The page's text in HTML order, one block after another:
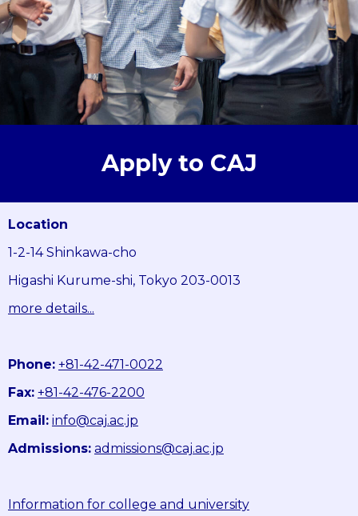
Apply to CAJ
Location
1-2-14 Shinkawa-cho
Higashi Kurume-shi, Tokyo 203-0013
more details...
Phone: +81-42-471-0022
Fax: +81-42-476-2200
Email: info@caj.ac.jp
Admissions: admissions@caj.ac.jp
Information for college and university